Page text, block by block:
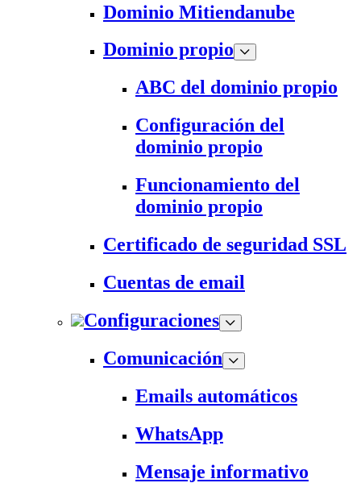
Dominio Mitiendanube
Dominio propio
ABC del dominio propio
Configuración del
dominio propio
Funcionamiento del
dominio propio
Certificado de seguridad SSL
Cuentas de email
Configuraciones
Comunicación
Emails automáticos
WhatsApp
Mensaje informativo